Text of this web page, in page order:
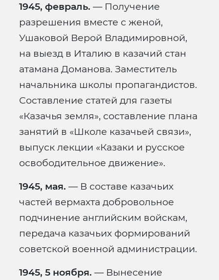
1945, февраль. — Получение
разрешения вместе с женой,
Ушаковой Верой Владимировной,
на выезд в Италию в казачий стан
атамана Доманова. Заместитель
начальника школы пропагандистов.
Составление статей для газеты
«Казачья земля», составление плана
занятий в «Школе казачьей связи»,
выпуск лекции «Казаки и русское
освободительное движение».
1945, мая. — В составе казачьих
частей вермахта добровольное
подчинение английским войскам,
передача казачьих формирований
советской военной администрации.
1945, 5 ноября. — Вынесение